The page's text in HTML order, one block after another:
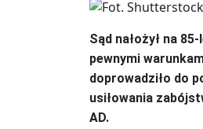
Sąd nałożył na
pewnymi
doprowadziło do
usiłowania
AD.